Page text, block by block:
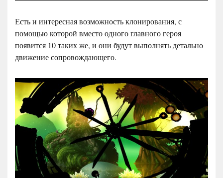
Есть и интересная возможность клонирования, с
помощью которой вместо одного главного героя
появится 10 таких же, и они будут выполнять детально
движение сопровождающего.